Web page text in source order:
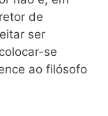
de
ser
se
ao filósofo